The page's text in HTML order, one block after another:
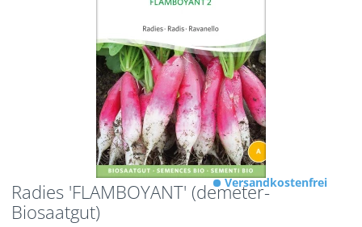
Radies 'FLAMBOYANT' (demeter-
Biosaatgut)
Versandkostenfrei